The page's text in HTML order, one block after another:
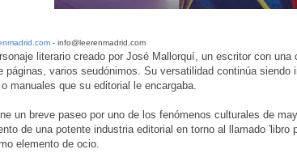
- info@leerenmadrid.com
literario creado por José Mallorquí, un escritor con
páginas, varios seudónimos. Su versatilidad continúa
manuales que su editorial le encargaba.
un breve paseo por uno de los fenómenos culturales de
de una potente industria editorial en torno al llamado 'libro
elemento de ocio.